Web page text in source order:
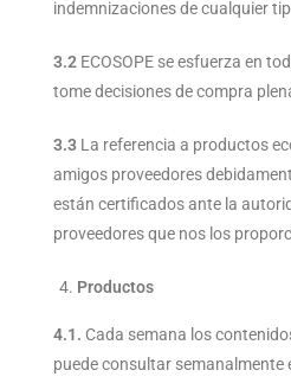
indemnizaciones de cualquier
3.2 ECOSOPE se esfuerza en
tome decisiones de compra
3.3 La referencia a productos
amigos proveedores
están certificados ante la
proveedores que nos los
Productos
4.1. Cada semana los
puede consultar semanalmente